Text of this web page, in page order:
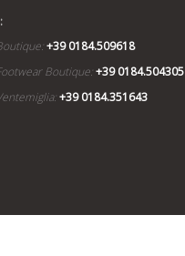
+39 0184.509618
Boutique:+39 0184.504305
+39 0184.351643